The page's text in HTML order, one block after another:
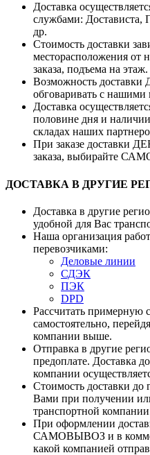
Доставка
службами: Достависта,
др.
Стоимость доставки
месторасположения от
заказа, подъема на этаж.
Возможность
обговаривать с
Доставка
половине дня и
складах наших
При заказе доставки
заказа, выбирайте
ДОСТАВКА В ДРУГИЕ
Доставка в другие
удобной для Вас
Наша организация
перевозчиками:
Деловые линии
СДЭК
ПЭК
DPD
Рассчитать примерную
самостоятельно,
компании выше.
Отправка в другие
предоплате. Доставка
компании
Стоимость доставки до
Вами при получении
транспортной
При оформлении
САМОВЫВОЗ и в
какой компанией